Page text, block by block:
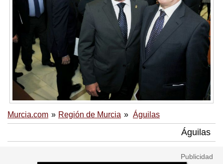
Murcia.com Región de Murcia Águilas
Águilas